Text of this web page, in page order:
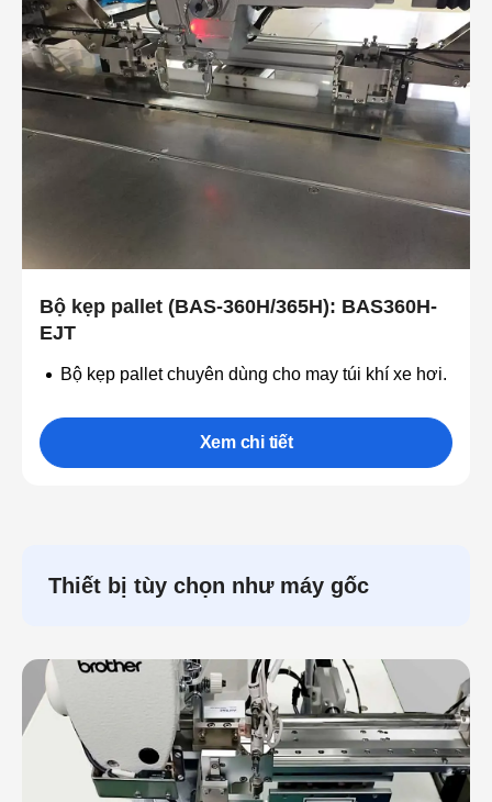
Bộ kẹp pallet (BAS-360H/365H): BAS360H-
EJT
Bộ kẹp pallet chuyên dùng cho may túi khí xe hơi.
Xem chi tiết
Thiết bị tùy chọn như máy gốc